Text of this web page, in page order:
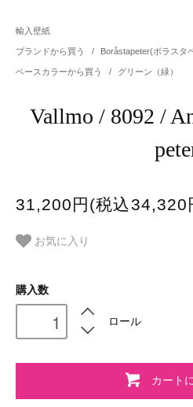
輸入壁紙
ブランドから買う / Boråstapeter(ボラスタ
ベースカラーから買う / グリーン（緑）
Vallmo / 8092 /
31,200円(税込34,320
お気に入り
購入数
ロール
カート